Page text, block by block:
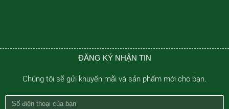
ĐĂNG KÝ NHẬN TIN
Chúng tôi sẽ gửi khuyến mãi và sản phẩm mới cho bạn.
Số